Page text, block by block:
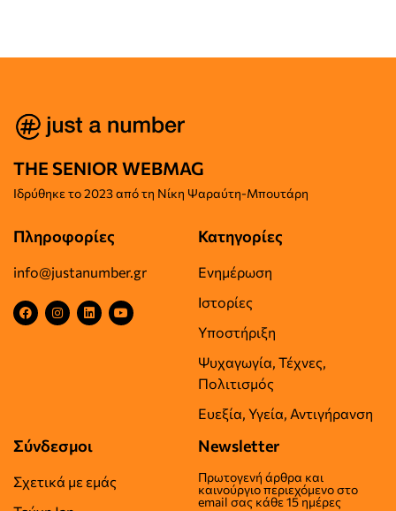
THE SENIOR WEBMAG
Iδρύθηκε το2023 από τη Νίκη Ψαραύτη-Μπουτάρη
Πληροφορίες
info@justanumber.gr
Κατηγορίες
Ενημέρωση
Ιστορίες
Υποστήριξη
Ψυχαγωγία, Τέχνες,
Πολιτισμός
Ευεξία, Υγεία, Αντιγήρανση
Σύνδεσμοι
Σχετικά με εμάς
Newsletter
Πρωτογενή άρθρα και
καινούργιο περιεχόμενο στο
email σας κάθε 15 ημέρες